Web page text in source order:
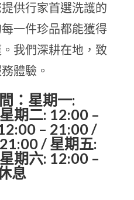
供行家首選洗護的
一件珍品都能獲得
我們深耕在地，致
體驗。
：星期一:
期二: 12:00 –
– 21:00 /
/ 星期五:
期六: 12:00 –
息